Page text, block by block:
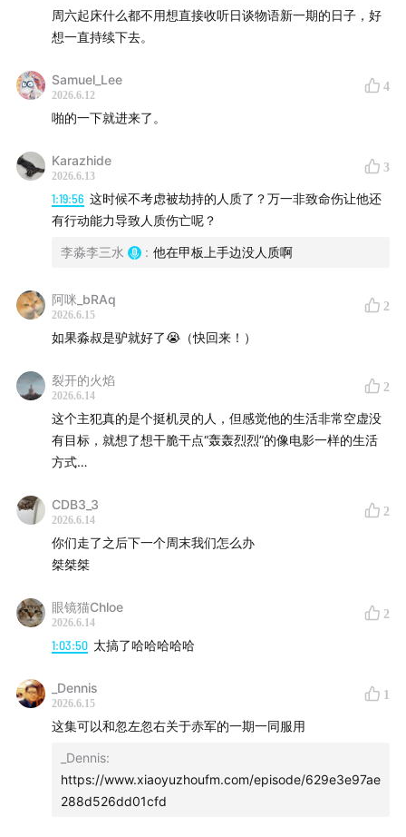
周六起床什么都不用想直接收听日谈物语新一期的日子，好
想一直持续下去。
Samuel_Lee
2026.6.12
4
啪的一下就进来了。
Karazhide
2026.6.13
3
1:19:56 这时候不考虑被劫持的人质了？万一非致命伤让他还
有行动能力导致人质伤亡呢？
李淼李三水 : 他在甲板上手边没人质啊
阿咪_bRAq
2026.6.15
2
如果淼叔是驴就好了😭（快回来！）
裂开的火焰
2026.6.14
2
这个主犯真的是个挺机灵的人，但感觉他的生活非常空虚没
有目标，就想了想干脆干点“轰轰烈烈”的像电影一样的生活
方式…
CDB3_3
2026.6.14
2
你们走了之后下一个周末我们怎么办
桀桀桀
眼镜猫Chloe
2026.6.14
2
1:03:50 太搞了哈哈哈哈哈
_Dennis
2026.6.15
1
这集可以和忽左忽右关于赤军的一期一同服用
_Dennis:
https://www.xiaoyuzhoufm.com/episode/629e3e97ae
288d526dd01cfd